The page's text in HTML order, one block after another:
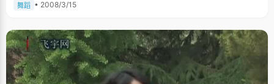
舞蹈 • 2008/3/15